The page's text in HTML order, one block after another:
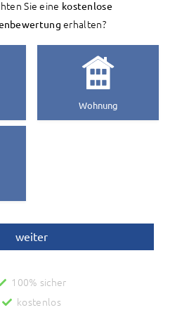
Sie eine kostenlose
erhalten?
Wohnung
100% sicher
kostenlos
weiter